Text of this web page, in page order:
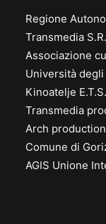
Regione
Transmedia
Associazione
Università
Kinoatelje E.T.S.
Transmedia
Arch
Comune di
AGIS Unione